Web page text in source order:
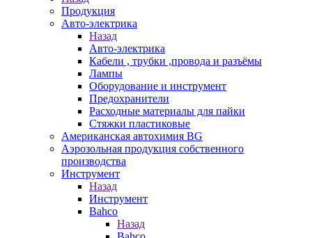
Продукция
Авто-электрика
Назад
Авто-электрика
Кабели , трубки ,провода и разъёмы
Лампы
Оборудование и инструмент
Предохранители
Расходные материалы для пайки
Стяжки пластиковые
Американская автохимия BG
Аэрозольная продукция собственного
производства
Инструмент
Назад
Инструмент
Bahco
Назад